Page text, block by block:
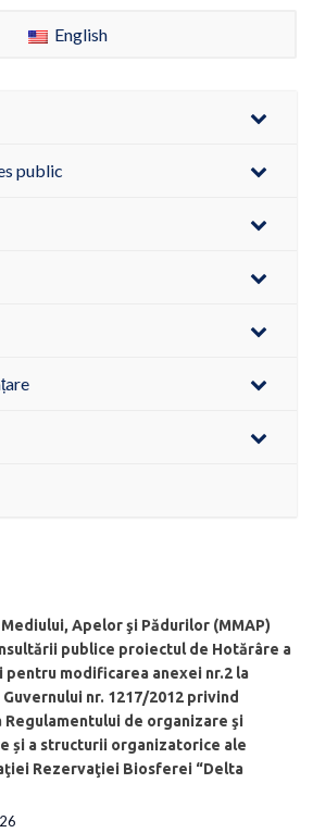
English
public
Apelor şi Pădurilor (MMAP)
publice proiectul de Hotărâre a
pentru modificarea anexei nr.2 la
nr. 1217/2012 privind
Regulamentului de organizare şi
și a structurii organizatorice ale
Rezervaţiei Biosferei “Delta